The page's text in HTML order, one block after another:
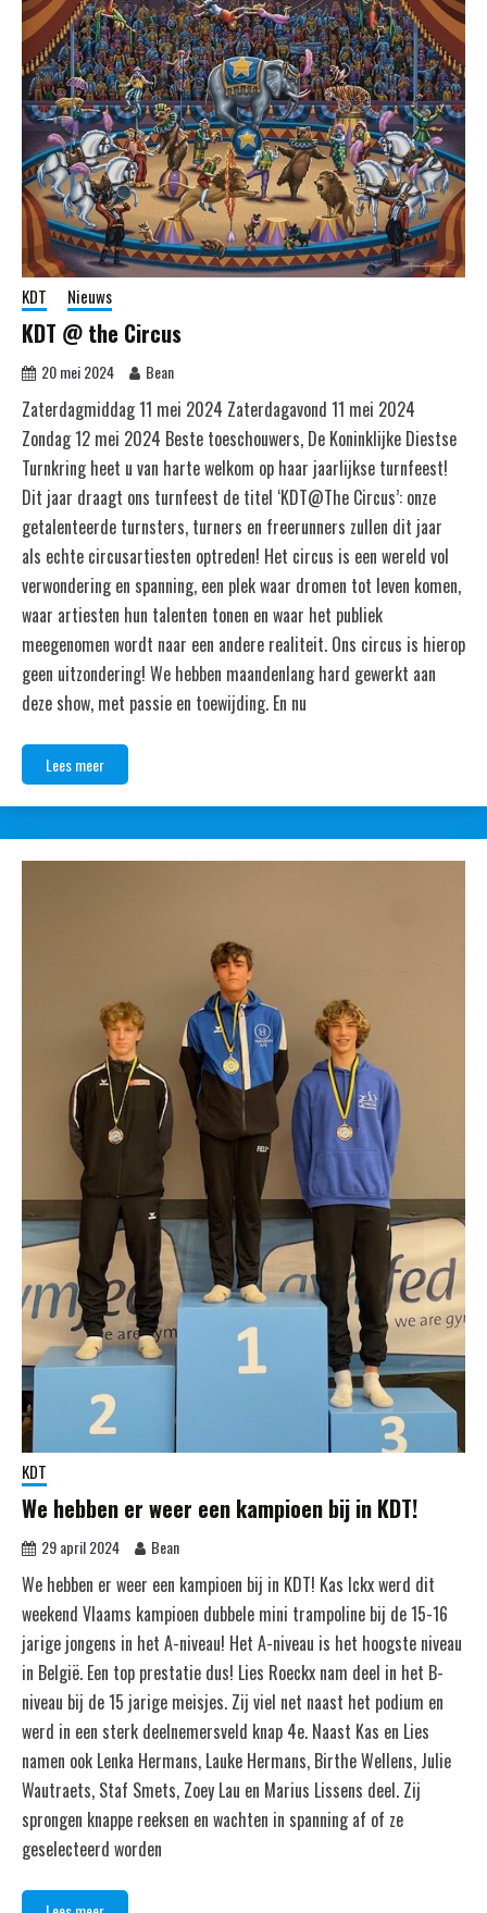
KDT Nieuws
KDT @ the Circus
20 mei 2024 Bean
Zaterdagmiddag 11 mei 2024 Zaterdagavond 11 mei 2024
Zondag 12 mei 2024 Beste toeschouwers, De Koninklijke Diestse
Turnkring heet u van harte welkom op haar jaarlijkse turnfeest!
Dit jaar draagt ons turnfeest de titel ‘KDT@The Circus’: onze
getalenteerde turnsters, turners en freerunners zullen dit jaar
als echte circusartiesten optreden! Het circus is een wereld vol
verwondering en spanning, een plek waar dromen tot leven komen,
waar artiesten hun talenten tonen en waar het publiek
meegenomen wordt naar een andere realiteit. Ons circus is hierop
geen uitzondering! We hebben maandenlang hard gewerkt aan
deze show, met passie en toewijding. En nu
Lees meer
KDT
We hebben er weer een kampioen bij in KDT!
29 april 2024 Bean
We hebben er weer een kampioen bij in KDT! Kas Ickx werd dit
weekend Vlaams kampioen dubbele mini trampoline bij de 15-16
jarige jongens in het A-niveau! Het A-niveau is het hoogste niveau
in België. Een top prestatie dus! Lies Roeckx nam deel in het B-
niveau bij de 15 jarige meisjes. Zij viel net naast het podium en
werd in een sterk deelnemersveld knap 4e. Naast Kas en Lies
namen ook Lenka Hermans, Lauke Hermans, Birthe Wellens, Julie
Wautraets, Staf Smets, Zoey Lau en Marius Lissens deel. Zij
sprongen knappe reeksen en wachten in spanning af of ze
geselecteerd worden